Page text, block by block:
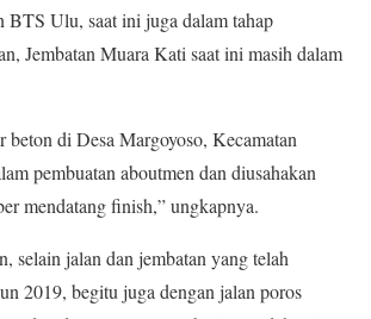
BTS Ulu, saat ini juga dalam tahap
Jembatan Muara Kati saat ini masih dalam
beton di Desa Margoyoso, Kecamatan
pembuatan aboutmen dan diusahakan
mendatang finish,” ungkapnya.
selain jalan dan jembatan yang telah
2019, begitu juga dengan jalan poros